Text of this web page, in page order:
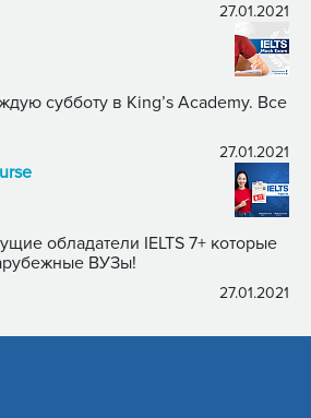
27.01.2021
субботу в King’s Academy. Все
27.01.2021
обладатели IELTS 7+ которые
ВУЗы!
27.01.2021